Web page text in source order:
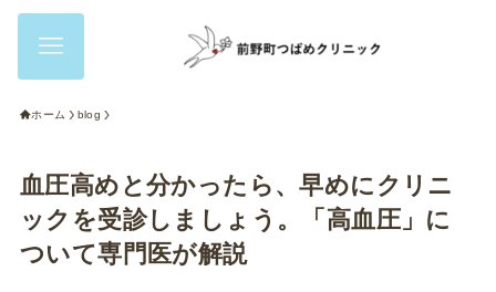
ホーム blog
血圧高めと分かったら、早めにクリニ
ックを受診しましょう。「高血圧」に
ついて専門医が解説